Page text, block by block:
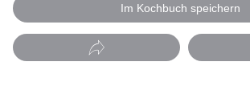
Im Kochbuch speichern